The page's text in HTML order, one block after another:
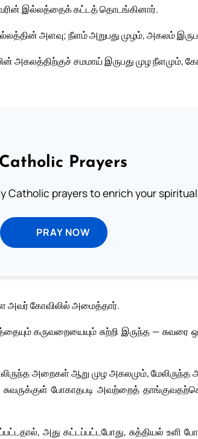
இல்லத்தைக் கட்டத் தொடங்கினார்.
அளவு; நீளம் அறுபது முழம், அகலம் இருபது
சமமாய் இருபது முழ நீளமும்,
Catholic Prayers
Catholic prayers to enrich your
PRAY NOW
அவர் கோவிலில் அமைத்தார்.
கருவறையையும் சுற்றி இருந்த — சுவரை
அறைகள் ஆறு முழ அகலமும்,
போகாதபடி அவற்றைத் தாங்குவதற்கென,
அது கட்டப்பட்டபோது, சுத்தியல் உளி